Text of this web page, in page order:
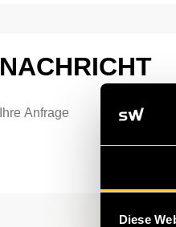
Diese
NACHRICHT